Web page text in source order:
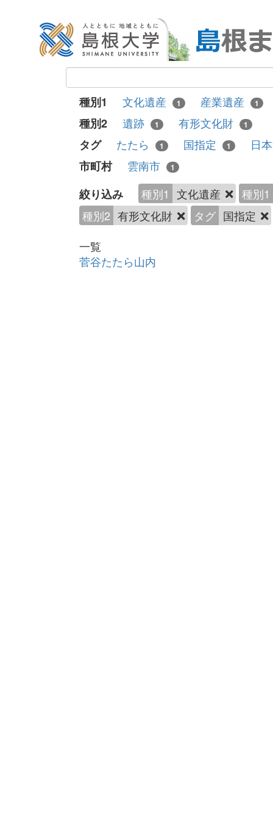
種別1 文化遺産 1 産業遺産 1
種別2 遺跡 1 有形文化財 1
タグ たたら 1 国指定 1
日
市町村
雲南市 1
絞り込み 種別1 文化遺産
種別1
種別2 有形文化財 タグ 国指定
一覧
菅谷たたら山内